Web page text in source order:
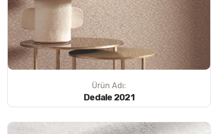
Ürün Adı:
Dedale 2021